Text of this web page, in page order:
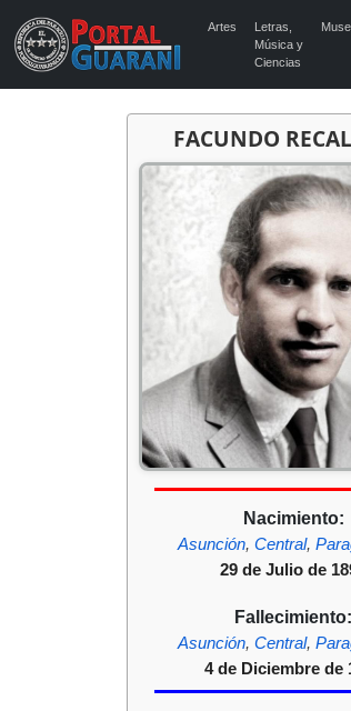
Artes
Letras,
Música y
Ciencias
FACUNDO
Nacimiento:
Asunción, Central,
29 de Julio de
Fallecimiento:
Asunción, Central,
4 de Diciembre de